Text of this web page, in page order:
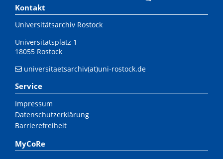
Kontakt
Universitätsarchiv Rostock
Universitätsplatz 1
18055 Rostock
universitaetsarchiv(at)uni-rostock.de
Service
Impressum
Datenschutzerklärung
Barrierefreiheit
MyCoRe